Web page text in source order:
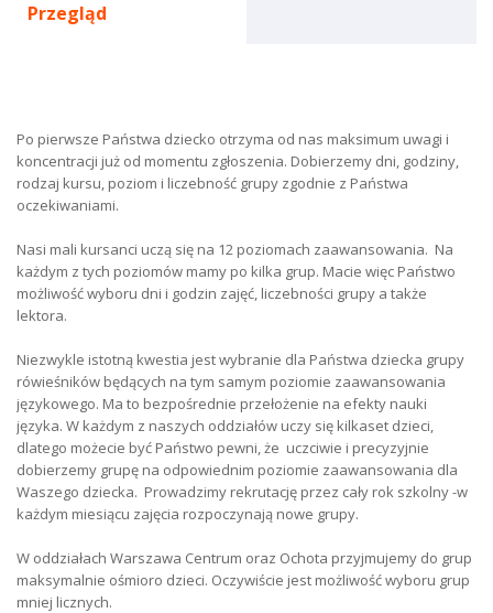
Przegląd
Po pierwsze Państwa dziecko otrzyma od nas maksimum uwagi i
koncentracji już od momentu zgłoszenia. Dobierzemy dni, godziny,
rodzaj kursu, poziom i liczebność grupy zgodnie z Państwa
oczekiwaniami.
Nasi mali kursanci uczą się na 12 poziomach zaawansowania. Na
każdym z tych poziomów mamy po kilka grup. Macie więc Państwo
możliwość wyboru dni i godzin zajęć, liczebności grupy a także
lektora.
Niezwykle istotną kwestia jest wybranie dla Państwa dziecka grupy
rówieśników będących na tym samym poziomie zaawansowania
językowego. Ma to bezpośrednie przełożenie na efekty nauki
języka. W każdym z naszych oddziałów uczy się kilkaset dzieci,
dlatego możecie być Państwo pewni, że uczciwie i precyzyjnie
dobierzemy grupę na odpowiednim poziomie zaawansowania dla
Waszego dziecka. Prowadzimy rekrutację przez cały rok szkolny -w
każdym miesiącu zajęcia rozpoczynają nowe grupy.
W oddziałach Warszawa Centrum oraz Ochota przyjmujemy do grup
maksymalnie ośmioro dzieci. Oczywiście jest możliwość wyboru grup
mniej licznych.